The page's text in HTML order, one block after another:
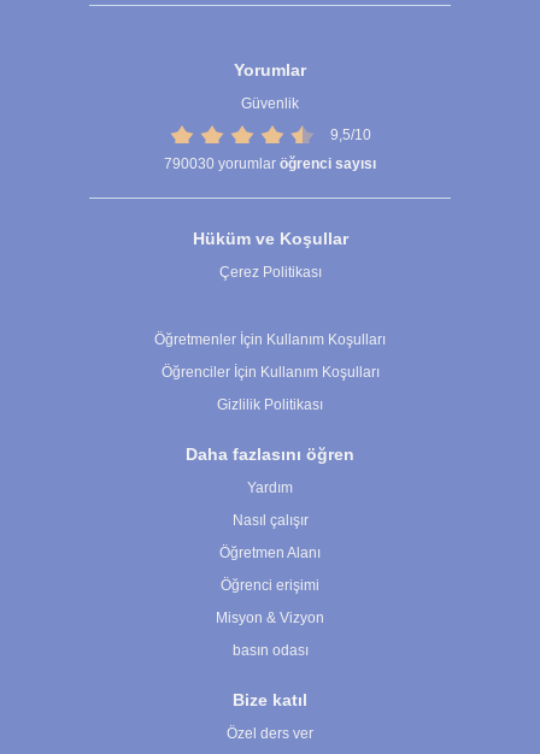
Yorumlar
Güvenlik
9,5/10
790030 yorumlar öğrenci sayısı
Hüküm ve Koşullar
Çerez Politikası
Öğretmenler İçin Kullanım Koşulları
Öğrenciler İçin Kullanım Koşulları
Gizlilik Politikası
Daha fazlasını öğren
Yardım
Nasıl çalışır
Öğretmen Alanı
Öğrenci erişimi
Misyon & Vizyon
basın odası
Bize katıl
Özel ders ver